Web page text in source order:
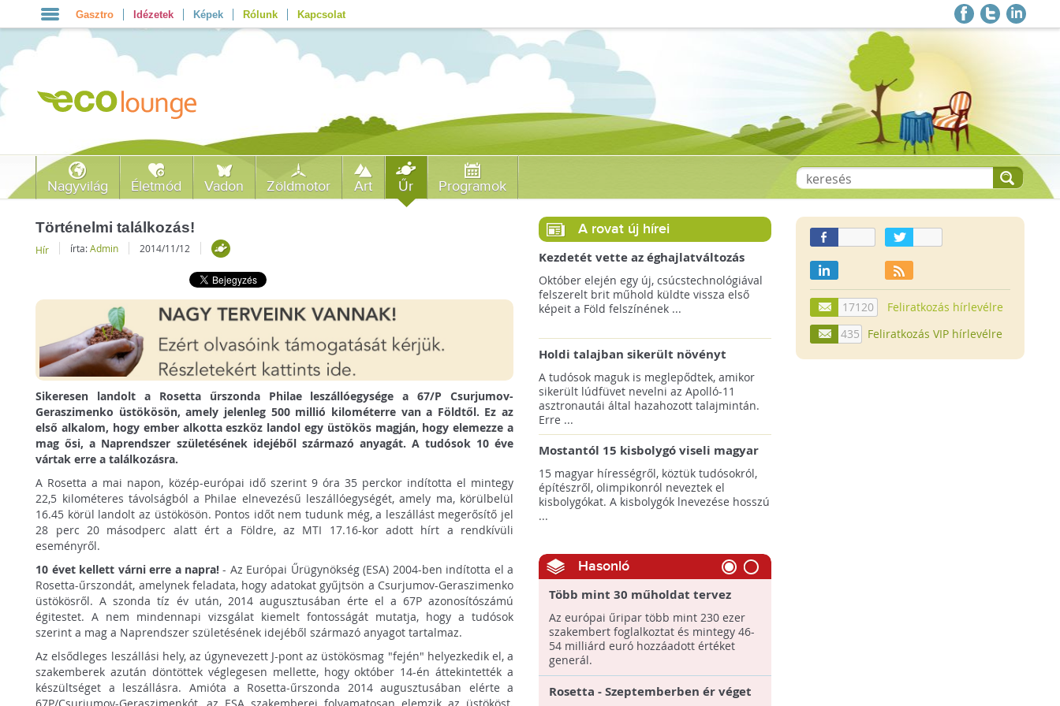
Gasztro Idézetek Képek Rólunk Kapcsolat
Nagyvilág Életmód Vadon Zöldmotor Art Űr Programok
Történelmi találkozás!
Hír írta:Admin 2014/11/12
Sikeresen landolt a Rosetta űrszonda Philae leszállóegysége a 67/P Csurjumov-
Geraszimenko üstökösön, amely jelenleg 500 millió kilométerre van a Földtől. Ez az
első alkalom, hogy ember alkotta eszköz landol egy üstökös magján, hogy elemezze a
mag ősi, a Naprendszer születésének idejéből származó anyagát. A tudósok 10 éve
vártak erre a találkozásra.
A Rosetta a mai napon, közép-európai idő szerint 9 óra 35 perckor indította el mintegy
22,5 kilométeres távolságból a Philae elnevezésű leszállóegységét, amely ma, körülbelül
16.45 körül landolt az üstökösön. Pontos időt nem tudunk még, a leszállást megerősítő jel
28 perc 20 másodperc alatt ért a Földre, az MTI 17.16-kor adott hírt a rendkívüli
eseményről.
10 évet kellett várni erre a napra!- Az Európai Űrügynökség (ESA) 2004-ben indította el a
Rosetta-űrszondát, amelynek feladata, hogy adatokat gyűjtsön a Csurjumov-Geraszimenko
üstökösről. A szonda tíz év után, 2014 augusztusában érte el a 67P azonosítószámú
égitestet. A nem mindennapi vizsgálat kiemelt fontosságát mutatja, hogy a tudósok
szerint a mag a Naprendszer születésének idejéből származó anyagot tartalmaz.
Az elsődleges leszállási hely, az úgynevezett J-pont az üstökösmag "fején" helyezkedik el, a
szakemberek azután döntöttek véglegesen mellette, hogy október 14-én áttekintették a
készültséget a leszállásra. Amióta a Rosetta-űrszonda 2014 augusztusában elérte a
A rovat új hírei
Kezdetét vette az éghajlatváltozás
megfigyelésének új korszaka
Október elején egy új, csúcstechnológiával
felszerelt brit műhold küldte vissza első
képeit a Föld felszínének ...
Holdi talajban sikerült növényt
termeszteni!
A tudósok maguk is meglepődtek, amikor
sikerült lúdfüvet nevelni az Apolló-11
asztronautái által hazahozott talajmintán.
Erre ...
Mostantól 15 kisbolygó viseli magyar
hírességek nevét
15 magyar hírességről, köztük tudósokról,
építészről, olimpikonról neveztek el
kisbolygókat. A kisbolygók lnevezése hosszú
...
Hasonló
Több mint 30 műholdat tervez
pályára állítani a következő 10-15
évben az EU
Az európai űripar több mint 230 ezer
szakembert foglalkoztat és mintegy 46-
54 milliárd euró hozzáadott értéket
generál.
Rosetta - Szeptemberben ér véget
17120
Feliratkozás hírlevélre
435
Feliratkozás VIP hírlevélre